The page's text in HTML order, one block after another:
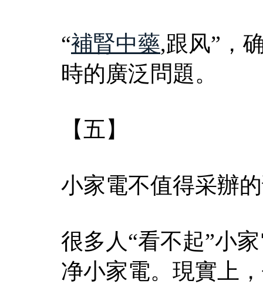
“補腎中藥,跟风”，
時的廣泛問題。
【五】
小家電不值得采辦
很多人“看不起”小
净小家電。現實上